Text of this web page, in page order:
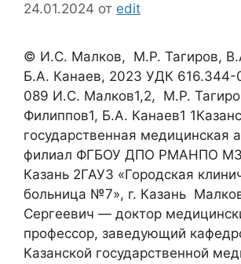
24.01.2024 от edit
© И.С. Малков, М.Р. Тагиров,
Б.А. Канаев, 2023 УДК
089 И.С. Малков1,2, М.Р.
Филиппов1, Б.А. Канаев1
государственная медицинская
филиал ФГБОУ ДПО РМАНПО МЗ
Казань 2ГАУЗ «Городская
больница №7», г. Казань
Сергеевич ― доктор
профессор, заведующий
Казанской государственной